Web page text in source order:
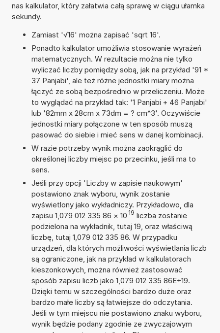
nas kalkulator, który załatwia całą sprawę w ciągu ułamka
sekundy.
Zamiast '√16' można zapisać 'sqrt 16'.
Ponadto kalkulator umożliwia stosowanie wyrażeń
matematycznych. W rezultacie można nie tylko
wyliczać liczby pomiędzy sobą, jak na przykład '91 *
37 Panjabi', ale też różne jednostki miary można
łączyć ze sobą bezpośrednio w przeliczeniu. Może
to wyglądać na przykład tak: '1 Panjabi + 46 Panjabi'
lub '82mm x 28cm x 73dm = ? cm^3'. Oczywiście
jednostki miary połączone w ten sposób muszą
pasować do siebie i mieć sens w danej kombinacji.
W razie potrzeby wynik można zaokrąglić do
określonej liczby miejsc po przecinku, jeśli ma to
sens.
Jeśli przy opcji 'Liczby w zapisie naukowym'
postawiono znak wyboru, wynik zostanie
wyświetlony jako wykładniczy. Przykładowo, dla
zapisu 1,079 012 335 86 × 10 19 liczba zostanie
podzielona na wykładnik, tutaj 19, oraz właściwą
liczbę, tutaj 1,079 012 335 86. W przypadku
urządzeń, dla których możliwości wyświetlania liczb
są ograniczone, jak na przykład w kalkulatorach
kieszonkowych, można również zastosować
sposób zapisu liczb jako 1,079 012 335 86E+19.
Dzięki temu w szczególności bardzo duże oraz
bardzo małe liczby są łatwiejsze do odczytania.
Jeśli w tym miejscu nie postawiono znaku wyboru,
wynik będzie podany zgodnie ze zwyczajowym